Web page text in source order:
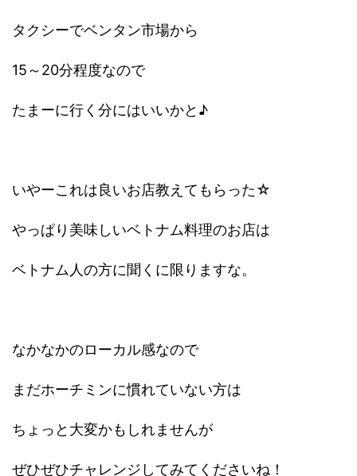
タクシーでベンタン市場から
15～20分程度なので
たまーに行く分にはいいかと♪
いやーこれは良いお店教えてもらった☆
やっぱり美味しいベトナム料理のお店は
ベトナム人の方に聞くに限りますな。
なかなかのローカル感なので
まだホーチミンに慣れていない方は
ちょっと大変かもしれませんが
ぜひぜひチャレンジしてみてくださいね！